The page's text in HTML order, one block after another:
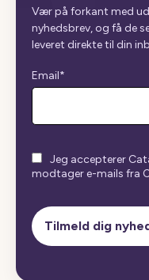
Vær på forkant med
nyhedsbrev, og få de
leveret direkte til din
Email*
Jeg accepterer
modtager e-mails fra